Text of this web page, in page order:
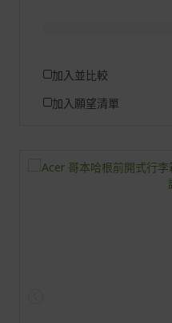
加入並比較
加入願望清單